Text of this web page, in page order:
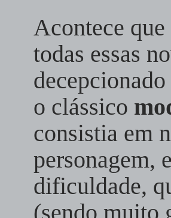
Acontece
todas essas
o clássico
consistia em
personagem,
dificuldade,
(sendo muito